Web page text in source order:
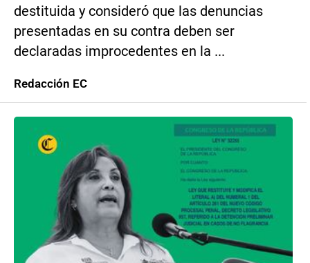
destituida y consideró que las denuncias
presentadas en su contra deben ser
declaradas improcedentes en la ...
Redacción EC